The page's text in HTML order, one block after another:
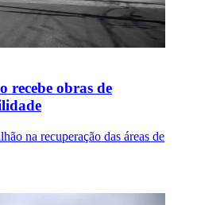
recebe obras de
na recuperação das áreas de